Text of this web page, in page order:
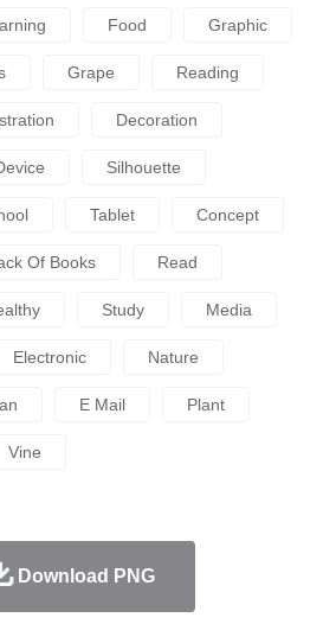
Food Graphic
Grape Reading
Decoration
Silhouette
Tablet Concept
Of Books Read
Study Media
Electronic Nature
E Mail Plant
Vine
Download PNG